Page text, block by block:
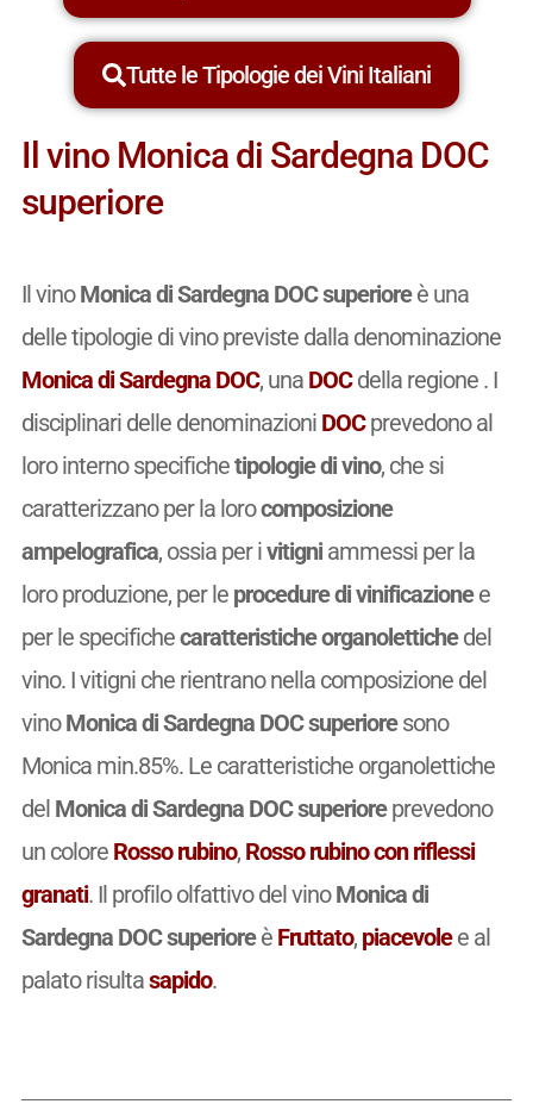
Tutte le Tipologie dei Vini Italiani
Il vino Monica di Sardegna DOC
superiore
Il vinoMonica di Sardegna DOC superioreè una
delle tipologie di vino previste dalla denominazione
Monica di Sardegna DOC, una DOCdella regione . I
disciplinari delle denominazioni DOCprevedono al
loro interno specifichetipologie di vino, che si
caratterizzano per la lorocomposizione
ampelografica, ossia per ivitigniammessi per la
loro produzione, per le procedure di vinificazionee
per le specifichecaratteristiche organolettichedel
vino. I vitigni che rientrano nella composizione del
vinoMonica di Sardegna DOC superioresono
Monica min.85%. Le caratteristiche organolettiche
delMonica di Sardegna DOC superioreprevedono
un colore Rosso rubino, Rosso rubino con riflessi
granati. Il profilo olfattivo del vinoMonica di
Sardegna DOC superioreè Fruttato, piacevolee al
palato risultasapido.